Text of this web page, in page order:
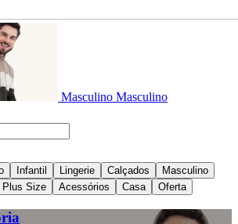
Masculino Masculino
Infantil Lingerie Calçados
Masculino
Plus Size Acessórios Casa Oferta